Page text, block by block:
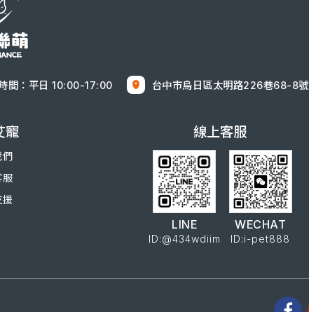
間：平日 10:00-17:00 台中市烏日區太明路226巷68-8號
寵
們
服
線上客服
LINE
ID:@434wdiim
WECHAT
ID:i-pet888